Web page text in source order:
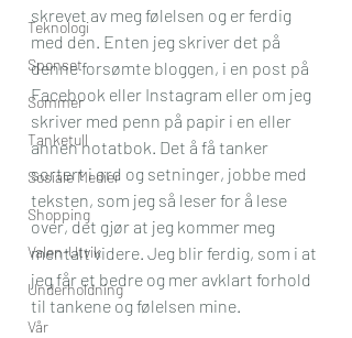
Teknologi
Sponset
Sommer
Tanketull
Sosiale Medier
Shopping
Valen-Utvik
Underholdning
Vår
skrevet av meg følelsen og er ferdig
med den. Enten jeg skriver det på
denne forsømte bloggen, i en post på
Facebook eller Instagram eller om jeg
skriver med penn på papir i en eller
annen notatbok. Det å få tanker
sortert i ord og setninger, jobbe med
teksten, som jeg så leser for å lese
over, det gjør at jeg kommer meg
mentalt videre. Jeg blir ferdig, som i at
jeg får et bedre og mer avklart forhold
til tankene og følelsen mine.